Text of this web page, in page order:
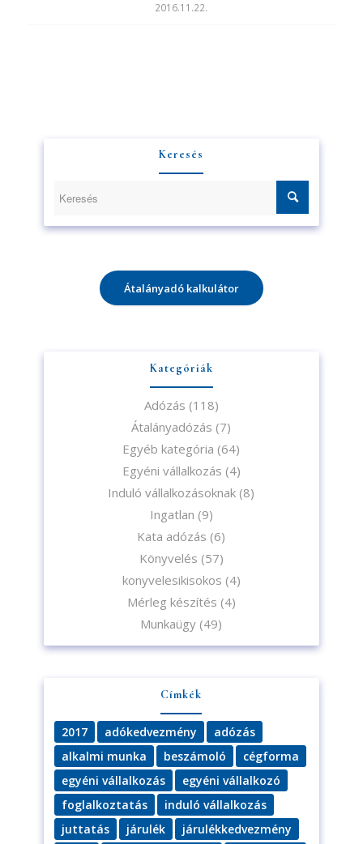
2016.11.22.
Keresés
Átalányadó kalkulátor
Kategóriák
Adózás (118)
Átalányadózás (7)
Egyéb kategória (64)
Egyéni vállalkozás (4)
Induló vállalkozásoknak (8)
Ingatlan (9)
Kata adózás (6)
Könyvelés (57)
konyvelesikisokos (4)
Mérleg készítés (4)
Munkaügy (49)
Címkék
2017 adókedvezmény
adózás
alkalmi munka
beszámoló
cégforma
egyéni vállalkozás
egyéni vállalkozó
foglalkoztatás
induló vállalkozás
juttatás
járulék
járulékkedvezmény